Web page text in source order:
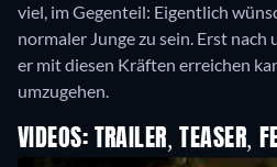
viel, im Gegenteil: Eigentlich
normaler Junge zu sein. Erst nach
er mit diesen Kräften erreichen
umzugehen.
VIDEOS: TRAILER, TEASER,